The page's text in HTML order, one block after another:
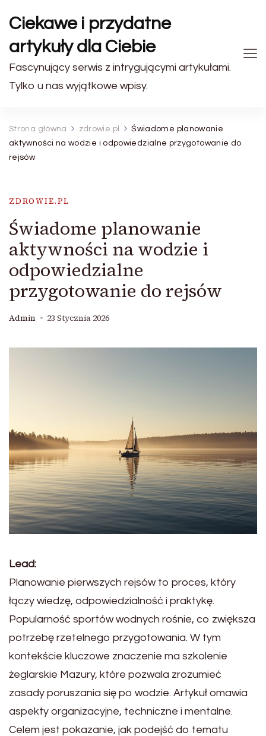
Ciekawe i przydatne
artykuły dla Ciebie
Fascynujący serwis z intrygującymi artykułami.
Tylko u nas wyjątkowe wpisy.
Strona główna zdrowie.pl
Świadome planowanie
aktywności na wodzie i odpowiedzialne przygotowanie do
rejsów
ZDROWIE.PL
Świadome planowanie
aktywności na wodzie i
odpowiedzialne
przygotowanie do rejsów
Admin 23 Stycznia 2026
Lead:
Planowanie pierwszych rejsów to proces, który
łączy wiedzę, odpowiedzialność i praktykę.
Popularność sportów wodnych rośnie, co zwiększa
potrzebę rzetelnego przygotowania. W tym
kontekście kluczowe znaczenie ma szkolenie
żeglarskie Mazury, które pozwala zrozumieć
zasady poruszania się po wodzie. Artykuł omawia
aspekty organizacyjne, techniczne i mentalne.
Celem jest pokazanie, jak podejść do tematu